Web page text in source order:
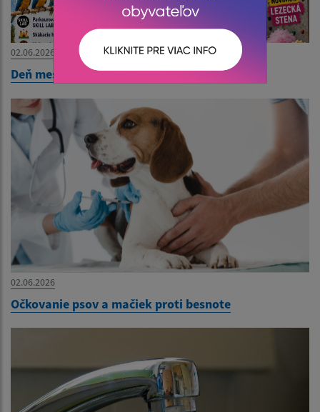
02.06.2026
Deň mestskej časti - Pozvánka
02.06.2026
Očkovanie psov a mačiek proti besnote